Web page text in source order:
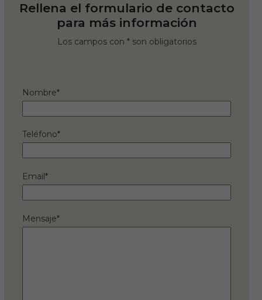
Rellena el formulario de contacto
para más información
Los campos con * son obligatorios
Nombre*
Teléfono*
Email*
Mensaje*